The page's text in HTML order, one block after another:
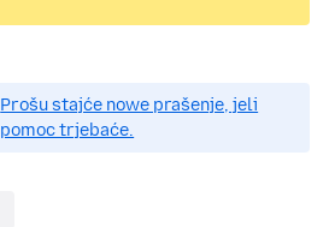
Prošu stajće nowe prašenje, jeli
pomoc trjebaće.